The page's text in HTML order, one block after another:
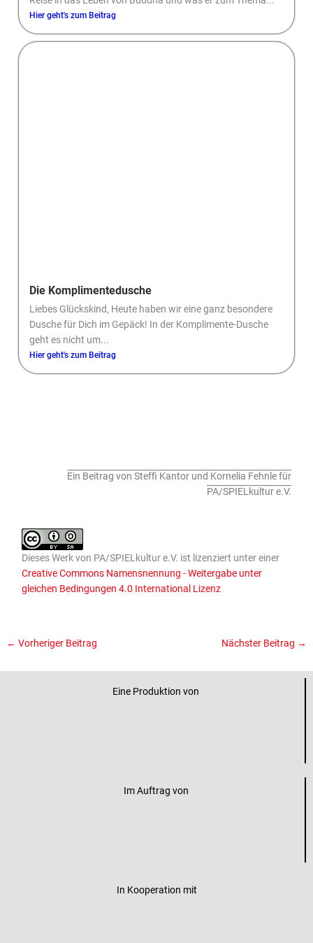
Hier geht's zum Beitrag
Die Komplimentedusche
Liebes Glückskind, Heute haben wir eine ganz besondere
Dusche für Dich im Gepäck! In der Komplimente-Dusche
geht es nicht um...
Hier geht's zum Beitrag
Ein Beitrag von Steffi Kantor und Kornelia Fehnle für
PA/SPIELkultur e.V.
DiesesWerkvon PA/SPIELkultur e.V. ist lizenziert unter einer
Creative Commons Namensnennung - Weitergabe unter
gleichen Bedingungen 4.0 International Lizenz
← Vorheriger Beitrag Nächster Beitrag →
Eine Produktion von
Im Auftrag von
In Kooperation mit